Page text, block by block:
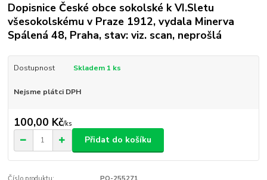
Dopisnice České obce sokolské k VI.Sletu
všesokolskému v Praze 1912, vydala Minerva
Spálená 48, Praha, stav: viz. scan, neprošlá
Dostupnost Skladem 1 ks
Nejsme plátci DPH
100,00 Kč/ks
Přidat do košíku